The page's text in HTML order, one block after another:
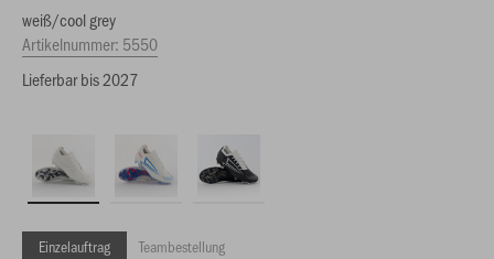
weiß/cool grey
Artikelnummer: 5550
Lieferbar bis 2027
Einzelauftrag Teambestellung